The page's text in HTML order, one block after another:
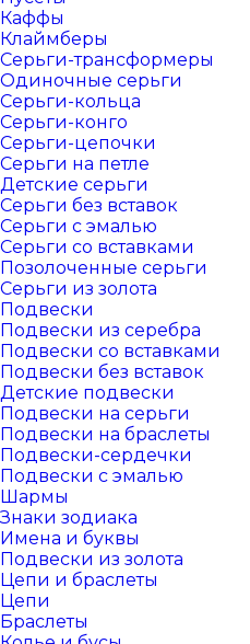
Каффы
Клаймберы
Серьги-трансформеры
Одиночные серьги
Серьги-кольца
Серьги-конго
Серьги-цепочки
Серьги на петле
Детские серьги
Серьги без вставок
Серьги с эмалью
Серьги со вставками
Позолоченные серьги
Серьги из золота
Подвески
Подвески из серебра
Подвески со вставками
Подвески без вставок
Детские подвески
Подвески на серьги
Подвески на браслеты
Подвески-сердечки
Подвески с эмалью
Шармы
Знаки зодиака
Имена и буквы
Подвески из золота
Цепи и браслеты
Цепи
Браслеты